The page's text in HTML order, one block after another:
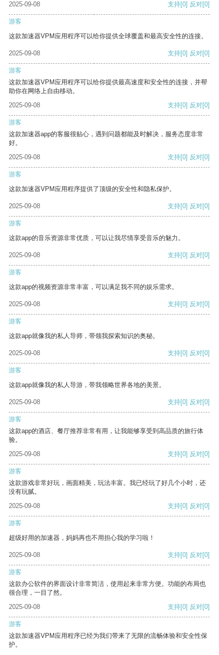
2025-09-08
支持[0] 反对[0]
游客
这款加速器VPM应用程序可以给你提供全球覆盖和最高安全性的连接。
2025-09-08 支持[0] 反对[0]
游客
这款加速器VPM应用程序可以给你提供最高速度和安全性的连接，并帮
助你在网络上自由移动。
2025-09-08
支持[0] 反对[0]
游客
这款加速器app的客服很贴心，遇到问题都能及时解决，服务态度非常
好。
2025-09-08
支持[0] 反对[0]
游客
这款加速器VPM应用程序提供了顶级的安全性和隐私保护。
2025-09-08 支持[0] 反对[0]
游客
这款app的音乐资源非常优质，可以让我尽情享受音乐的魅力。
2025-09-08 支持[0] 反对[0]
游客
这款app的视频资源非常丰富，可以满足我不同的娱乐需求。
2025-09-08 支持[0] 反对[0]
游客
这款app就像我的私人导师，带领我探索知识的奥秘。
2025-09-08 支持[0] 反对[0]
游客
这款app就像我的私人导游，带我领略世界各地的美景。
2025-09-08 支持[0] 反对[0]
游客
这款app的酒店、餐厅推荐非常有用，让我能够享受到高品质的旅行体
验。
2025-09-08
支持[0] 反对[0]
游客
这款游戏非常好玩，画面精美，玩法丰富。我已经玩了好几个小时，还
没有玩腻。
2025-09-08
支持[0] 反对[0]
游客
超级好用的加速器，妈妈再也不用担心我的学习啦！
2025-09-08 支持[0] 反对[0]
游客
这款办公软件的界面设计非常简洁，使用起来非常方便。功能的布局也
很合理，一目了然。
2025-09-08
支持[0] 反对[0]
游客
这款加速器VPM应用程序已经为我们带来了无限的流畅体验和安全性保
护。